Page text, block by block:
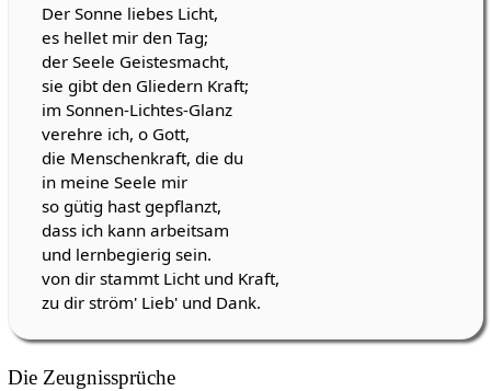
Der Sonne liebes Licht,
es hellet mir den Tag;
der Seele Geistesmacht,
sie gibt den Gliedern Kraft;
im Sonnen-Lichtes-Glanz
verehre ich, o Gott,
die Menschenkraft, die du
in meine Seele mir
so gütig hast gepflanzt,
dass ich kann arbeitsam
und lernbegierig sein.
von dir stammt Licht und Kraft,
zu dir ström' Lieb' und Dank.
Die Zeugnissprüche